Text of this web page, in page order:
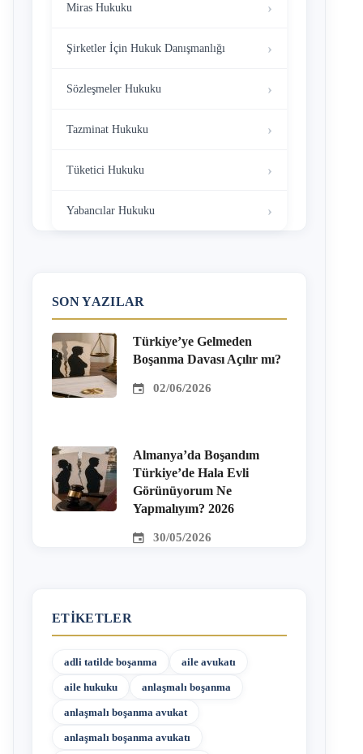
Miras Hukuku
Şirketler İçin Hukuk Danışmanlığı
Sözleşmeler Hukuku
Tazminat Hukuku
Tüketici Hukuku
Yabancılar Hukuku
SON YAZILAR
Türkiye’ye Gelmeden
Boşanma Davası Açılır mı?
02/06/2026
Almanya’da Boşandım
Türkiye’de Hala Evli
Görünüyorum Ne
Yapmalıyım? 2026
30/05/2026
ETIKETLER
adli tatilde boşanma aile avukatı
aile hukuku anlaşmalı boşanma
anlaşmalı boşanma avukat
anlaşmalı boşanma avukatı